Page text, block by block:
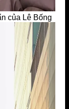
của Lê Bống